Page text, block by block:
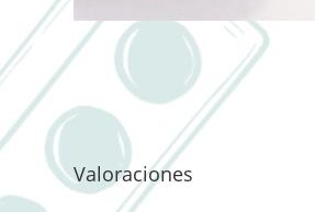
Valoraciones